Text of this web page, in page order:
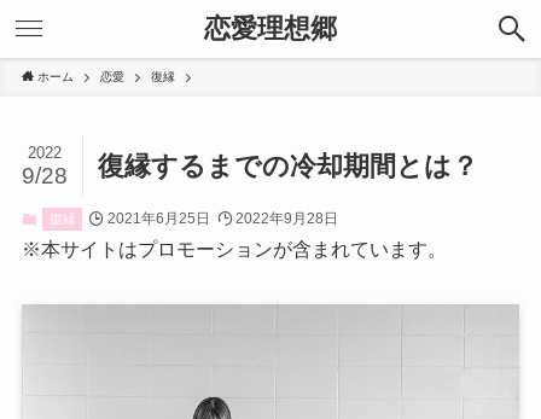
恋愛理想郷
ホーム 恋愛 復縁
復縁するまでの冷却期間とは？
2022
9/28
復縁 2021年6月25日 2022年9月28日
※本サイトはプロモーションが含まれています。